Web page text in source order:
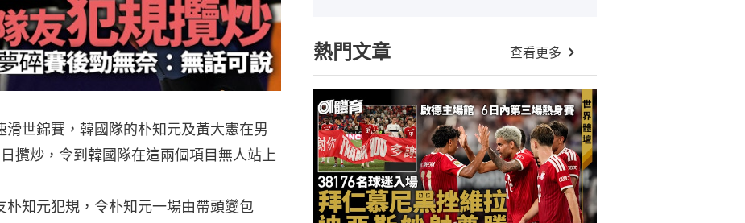
滑世錦賽，韓國隊的朴知元及黃大憲在男
攬炒，令到韓國隊在這兩個項目無人站上
朴知元犯規，令朴知元一場由帶頭變包
熱門文章 查看更多